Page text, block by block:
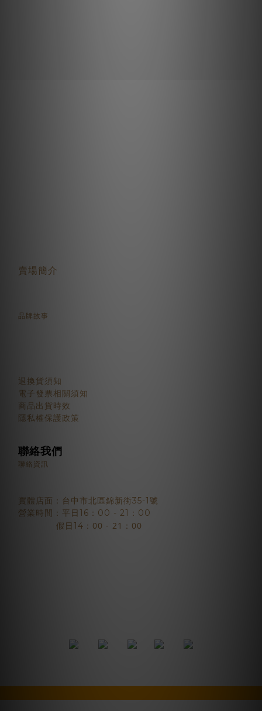
賣場簡介
品牌故事
退換貨須知
電子發票相關須知
商品出貨時效
隱私權保護政策
聯絡我們
聯絡資訊
實體店面：台中市北區錦新街35-1號
營業時間：平日16：00 - 21：00
假日14 ：00 - 21：00